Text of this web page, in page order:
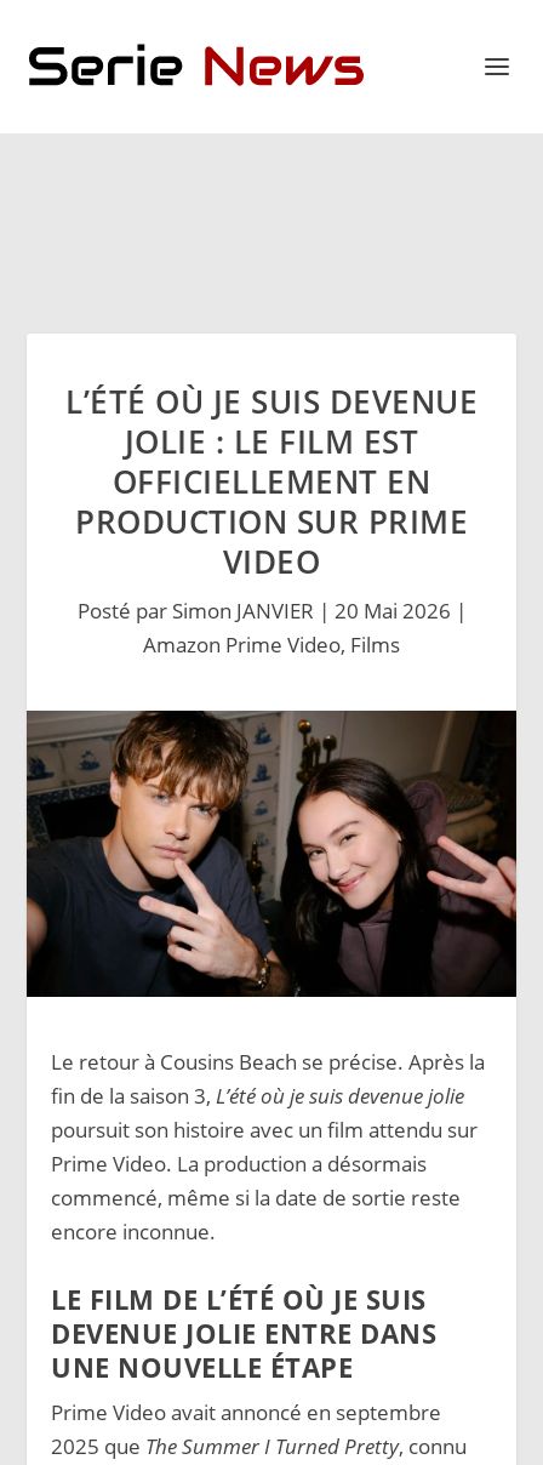
L’ÉTÉ OÙ JE SUIS DEVENUE
JOLIE : LE FILM EST
OFFICIELLEMENT EN
PRODUCTION SUR PRIME
VIDEO
Posté par Simon JANVIER | 20 Mai 2026 |
Amazon Prime Video, Films
Le retour à Cousins Beach se précise. Après la
fin de la saison 3,L’été où je suis devenue jolie
poursuit son histoire avec un film attendu sur
Prime Video. La production a désormais
commencé, même si la date de sortie reste
encore inconnue.
LE FILM DE L’ÉTÉ OÙ JE SUIS
DEVENUE JOLIE ENTRE DANS
UNE NOUVELLE ÉTAPE
Prime Video avait annoncé en septembre
2025 que The Summer I Turned Pretty, connu